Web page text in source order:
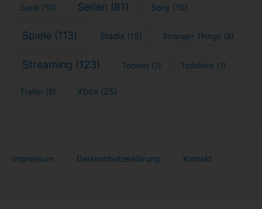
Serie (10) Serien (81) Sony (15)
Spiele (113) Stadia (15) Stranger Things (8)
Streaming (123) Todoist (7) Todoliste (7)
Trailer (9) Xbox (25)
Impressum Datenschutzerklärung Kontakt